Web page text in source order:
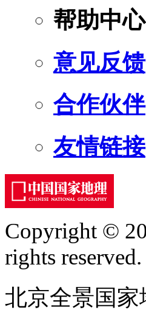
帮助中心
意见反馈
合作伙伴
友情链接
Copyright ©
rights reserved.
北京全景国